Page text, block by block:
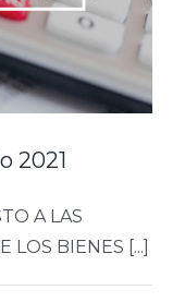
2021
A LAS
LOS BIENES [...]